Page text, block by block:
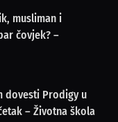
musliman i
čovjek? –
dovesti Prodigy u
– Životna škola